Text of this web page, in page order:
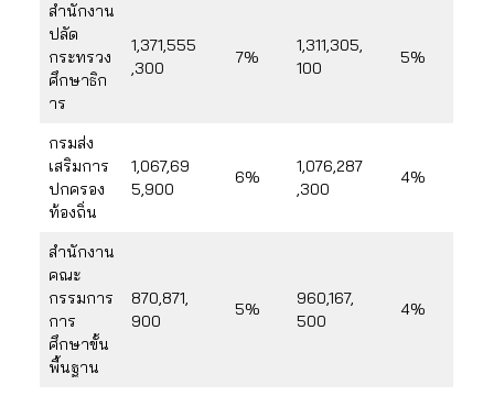
สำนักงาน
ปลัด
กระทรวง
ศึกษาธิก
าร
1,371,555
,300
7%
1,311,305,
100
5%
กรมส่ง
เสริมการ
ปกครอง
ท้องถิ่น
1,067,69
5,900
6%
1,076,287
,300
4%
สำนักงาน
คณะ
กรรมการ
การ
ศึกษาขั้น
พื้นฐาน
870,871,
900
5%
960,167,
500
4%